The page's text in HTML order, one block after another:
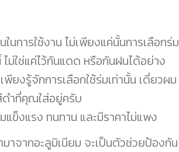
การใช้งาน ไม่เพียงแค่นั้นการเลือกร่ม
ม่ใช่แค่ไว้กันแดด หรือกันฝนได้อย่าง
ยงรู้จักการเลือกใช้ร่มเท่านั้น เดี่ยวผม
ำที่คุณใส่อยู่ครับ
ข็งแรง ทนทาน และมีราคาไม่แพง
าจากอะลูมิเนียม จะเป็นตัวช่วยป้องกัน